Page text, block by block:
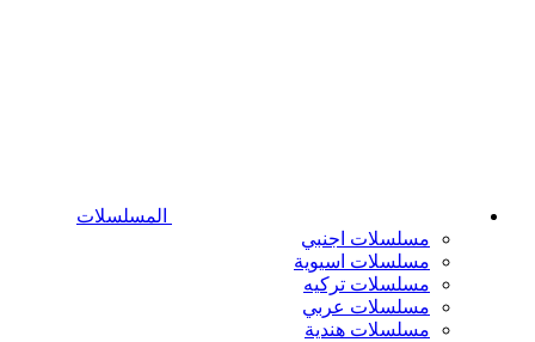
المسلسلات
مسلسلات اجنبي
مسلسلات اسيوية
مسلسلات تركيه
مسلسلات عربي
مسلسلات هندية